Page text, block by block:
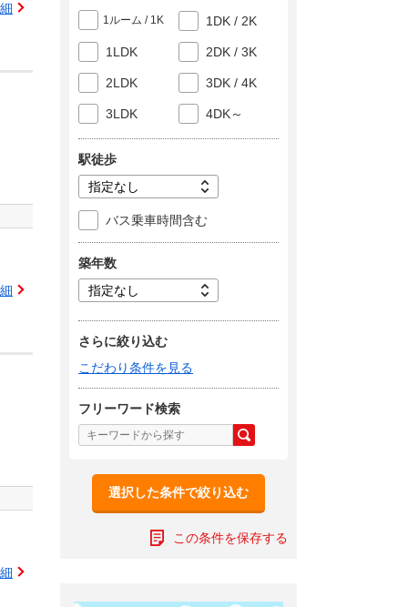
1ルーム / 1K 1DK / 2K
1LDK 2DK / 3K
2LDK 3DK / 4K
3LDK 4DK～
駅徒歩
バス乗車時間含む
築年数
さらに絞り込む
こだわり条件を見る
フリーワード検索
選択した条件で絞り込む
この条件を保存する